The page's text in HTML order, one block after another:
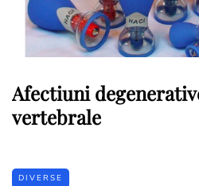
Afectiuni
vertebrale
DIVERSE